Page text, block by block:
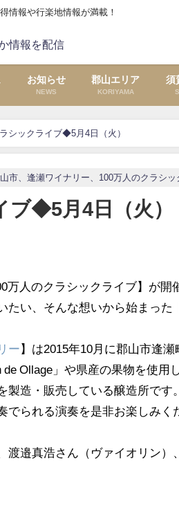
情報や行楽地情報が満載！
お知らせ
NEWS
郡山エリア
KORIYAMA
須
シックライブ◆5月4日（火）
市、逢瀬ワイナリー、100万人のクラシッ
ブ◆5月4日（火）
人のクラシックライブ】が開
たい、そんな想いから始まった
ー 】は2015年10月に郡山市逢
Ollage」や県産の果物を使用
造・販売している醸造所です。
られる演奏を是非お楽しみく
邉真浩さん（ヴァイオリン）